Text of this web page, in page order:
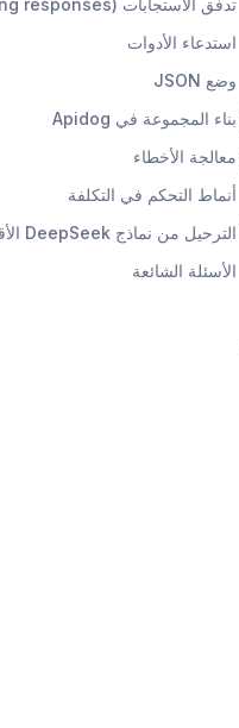
استدعاء الأدوات
وضع JSON
بناء المجموعة في Apidog
معالجة الأخطاء
أنماط التحكم في التكلفة
الترحيل من نماذج DeepSeek الأقدم
الأسئلة الشائعة